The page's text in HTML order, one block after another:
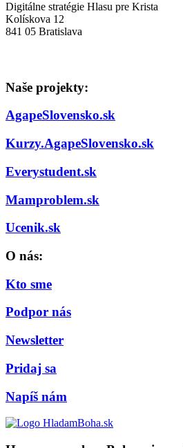
Digitálne stratégie Hlasu pre Krista
Kolískova 12
841 05 Bratislava
Naše projekty:
AgapeSlovensko.sk
Kurzy.AgapeSlovensko.sk
Everystudent.sk
Mamproblem.sk
Ucenik.sk
O nás:
Kto sme
Podpor nás
Newsletter
Pridaj sa
Napíš nám